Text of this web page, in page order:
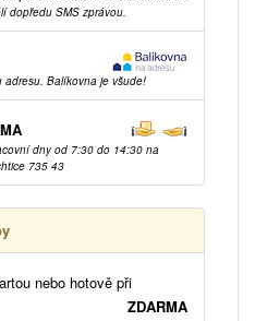
dopředu SMS zprávou.
adresu. Balíkovna je všude!
dny od 7:30 do 14:30 na
735 43
nebo hotově při
ZDARMA